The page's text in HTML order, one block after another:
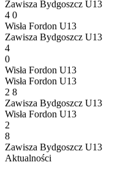
Zawisza Bydgoszcz U13
4 0
Wisła Fordon U13
Zawisza Bydgoszcz U13
4
0
Wisła Fordon U13
Wisła Fordon U13
2 8
Zawisza Bydgoszcz U13
Wisła Fordon U13
2
8
Zawisza Bydgoszcz U13
Aktualności